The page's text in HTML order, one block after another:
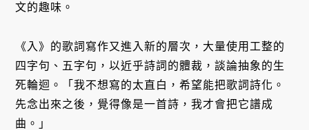
文的趣味。
《入》的歌詞寫作又進入新的層次，大量使用工整的
四字句、五字句，以近乎詩詞的體裁，談論抽象的生
死輪迴。「我不想寫的太直白，希望能把歌詞詩化。
先念出來之後，覺得像是一首詩，我才會把它譜成
曲。」